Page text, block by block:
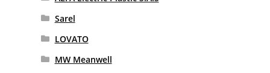
Sarel
LOVATO
MW Meanwell